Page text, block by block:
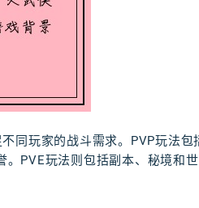
同玩家的战斗需求。PVP玩法包
PVE玩法则包括副本、秘境和